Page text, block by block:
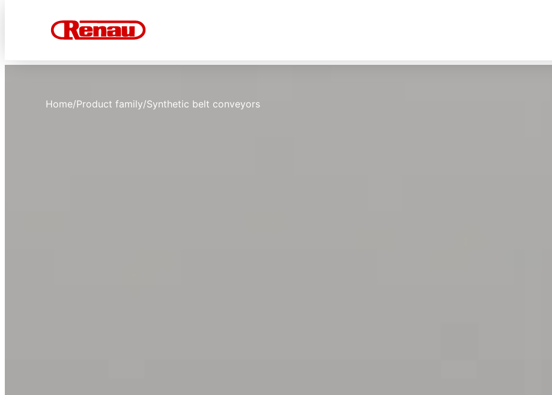
Home/Product family/Synthetic belt conveyors